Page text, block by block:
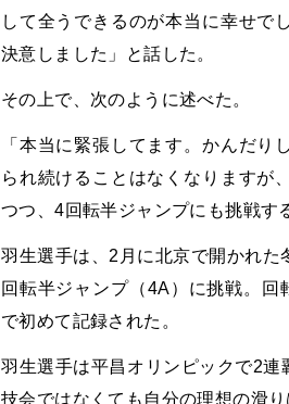
して全うできるのが本当に幸せで
決意しました」と話した。
その上で、次のように述べた。
「本当に緊張してます。かんだ
られ続けることはなくなりますが
つつ、4回転半ジャンプにも挑戦す
羽生選手は、2月に北京で開かれ
回転半ジャンプ（4A）に挑戦。回
で初めて記録された。
羽生選手は平昌オリンピックで2
技会ではなくても自分の理想の滑